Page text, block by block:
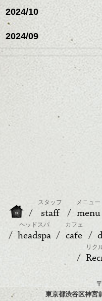
2024/10
2024/09
スタッフ
staff
メニュー
menu
ヘッドスパ
headspa
カフェ
cafe
リク
東京都渋谷区神宮